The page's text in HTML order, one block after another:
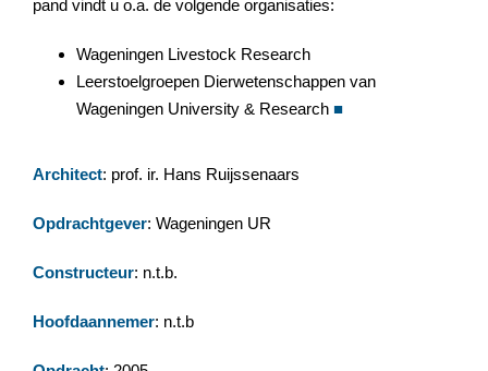
pand vindt u o.a. de volgende organisaties:
Wageningen Livestock Research
Leerstoelgroepen Dierwetenschappen van
Wageningen University & Research ■
Architect: prof. ir. Hans Ruijssenaars
Opdrachtgever: Wageningen UR
Constructeur: n.t.b.
Hoofdaannemer: n.t.b